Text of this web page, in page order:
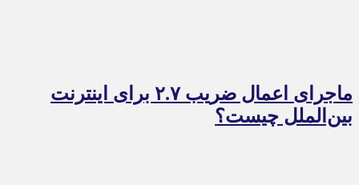
ماجرای اعمال ضریب ۲.۷ برای اینترنت
بین‌الملل چیست؟